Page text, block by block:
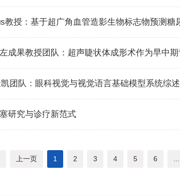
团队：眼科视觉与视觉语言基础模型系统综述
研究与诊疗新范式
上一页 1 2 3 4 5 6